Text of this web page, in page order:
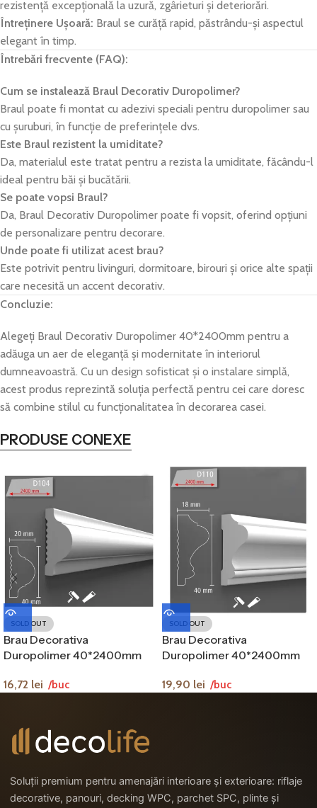
rezistență excepțională la uzură, zgârieturi și deteriorări.
Întreținere Ușoară: Braul se curăță rapid, păstrându-și aspectul
elegant în timp.
Întrebări frecvente (FAQ):
Cum se instalează Braul Decorativ Duropolimer?
Braul poate fi montat cu adezivi speciali pentru duropolimer sau
cu șuruburi, în funcție de preferințele dvs.
Este Braul rezistent la umiditate?
Da, materialul este tratat pentru a rezista la umiditate, făcându-l
ideal pentru băi și bucătării.
Se poate vopsi Braul?
Da, Braul Decorativ Duropolimer poate fi vopsit, oferind opțiuni
de personalizare pentru decorare.
Unde poate fi utilizat acest brau?
Este potrivit pentru livinguri, dormitoare, birouri și orice alte spații
care necesită un accent decorativ.
Concluzie:
Alegeți Braul Decorativ Duropolimer 40*2400mm pentru a
adăuga un aer de eleganță și modernitate în interiorul
dumneavoastră. Cu un design sofisticat și o instalare simplă,
acest produs reprezintă soluția perfectă pentru cei care doresc
să combine stilul cu funcționalitatea în decorarea casei.
PRODUSE CONEXE
SOLD OUT
Brau Decorativa
Duropolimer 40*2400mm
16,72 lei /buc
SOLD OUT
Brau Decorativa
Duropolimer 40*2400mm
19,90 lei /buc
Soluții premium pentru amenajări interioare și exterioare: riflaje
decorative, panouri, decking WPC, parchet SPC, plinte și